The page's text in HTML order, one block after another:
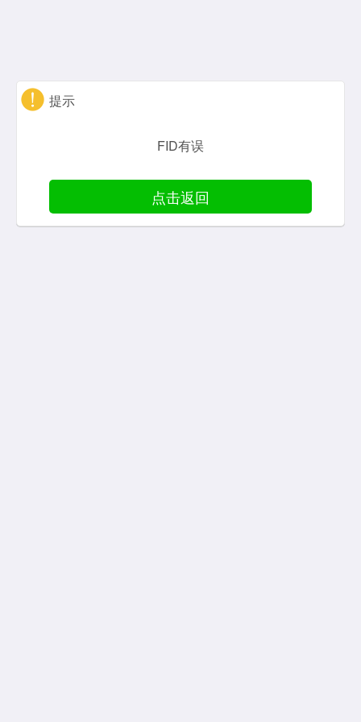
提示
FID有误
点击返回